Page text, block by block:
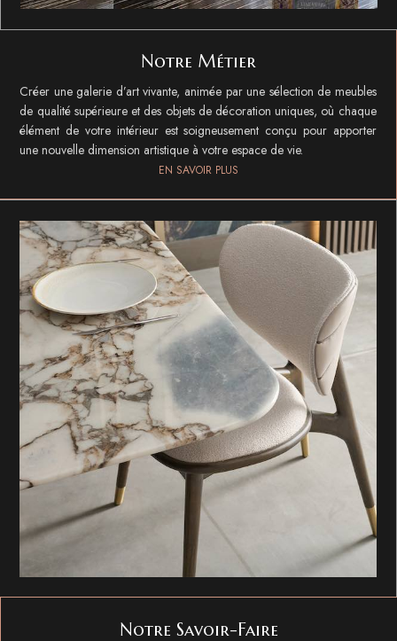
Notre Métier
Créer une galerie d’art vivante, animée par une sélection de meubles
de qualité supérieure et des objets de décoration uniques, où chaque
élément de votre intérieur est soigneusement conçu pour apporter
une nouvelle dimension artistique à votre espace de vie.
EN SAVOIR PLUS
Notre Savoir-Faire